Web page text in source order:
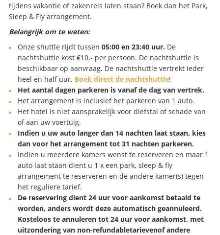
tijdens vakantie of zakenreis laten staan? Boek dan het Park,
Sleep & Fly arrangement.
Belangrijk om te weten:
Onze shuttle rijdt tussen 05:00 en 23:40 uur. De
nachtshuttle kost €10,- per persoon. De nachtshuttle is
beschikbaar op aanvraag. De nachtshuttle vertrekt ieder
heel en half uur. Boek direct de nachtshuttle!
Het aantal dagen parkeren is vanaf de dag van vertrek.
Het arrangement is inclusief het parkeren van 1 auto.
Het hotel is niet aansprakelijk voor diefstal of schade van
of aan uw voertuig.
Indien u uw auto langer dan 14 nachten laat staan, kies
dan voor het arrangement tot 31 nachten parkeren.
Indien u meerdere kamers wenst te reserveren en maar 1
auto laat staan dient u 1 x een park, sleep & fly
arrangement te reserveren en de andere kamer(s) tegen
het reguliere tarief.
De reservering dient 24 uur voor aankomst betaald te
worden, anders wordt deze automatisch geannuleerd.
Kosteloos te annuleren tot 24 uur voor aankomst, met
uitzondering van non-refundabletarievenof andere